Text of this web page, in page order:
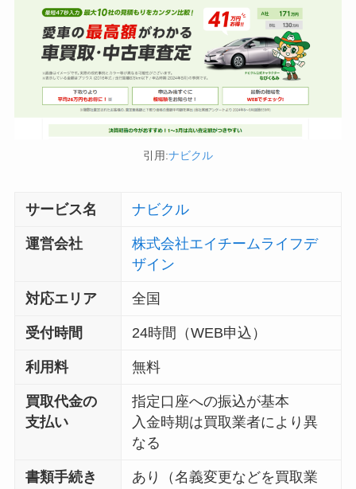
引用:ナビクル
サービス名 ナビクル
運営会社
株式会社エイチームライフデ
ザイン
対応エリア 全国
受付時間 24時間（WEB申込）
利用料 無料
買取代金の
支払い
指定口座への振込が基本
入金時期は買取業者により異
なる
書類手続き
あり（名義変更などを買取業